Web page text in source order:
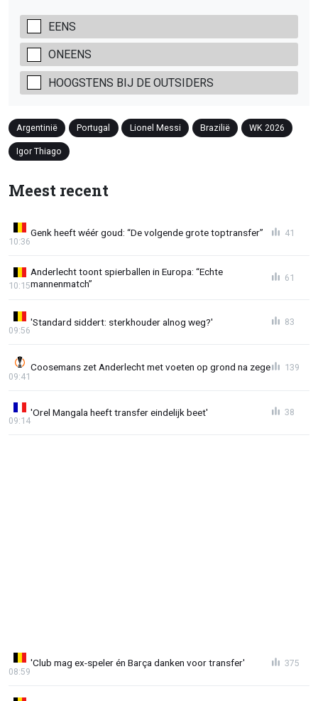
EENS
ONEENS
HOOGSTENS BIJ DE OUTSIDERS
Argentinië Portugal Lionel Messi Brazilië WK 2026
Igor Thiago
Meest recent
Genk heeft wéér goud: “De volgende grote toptransfer”
10:36
41
Anderlecht toont spierballen in Europa: “Echte
mannenmatch”
10:15
61
'Standard siddert: sterkhouder alnog weg?'
09:56
83
Coosemans zet Anderlecht met voeten op grond na zege
09:41
139
'Orel Mangala heeft transfer eindelijk beet'
09:14
38
'Club mag ex-speler én Barça danken voor transfer'
08:59
375